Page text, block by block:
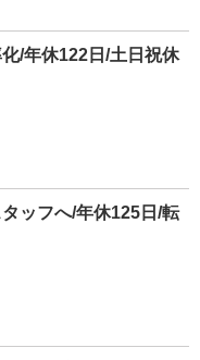
/年休122日/土日祝休
ッフへ/年休125日/転